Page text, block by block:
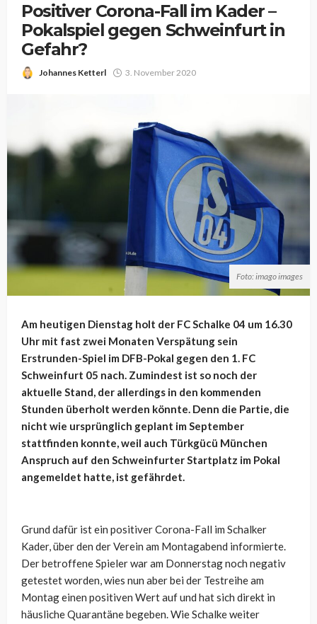
Positiver Corona-Fall im Kader –
Pokalspiel gegen Schweinfurt in
Gefahr?
Johannes Ketterl 3. November 2020
Foto: imago images
Am heutigen Dienstag holt der FC Schalke 04 um 16.30
Uhr mit fast zwei Monaten Verspätung sein
Erstrunden-Spiel im DFB-Pokal gegen den 1. FC
Schweinfurt 05 nach. Zumindest ist so noch der
aktuelle Stand, der allerdings in den kommenden
Stunden überholt werden könnte. Denn die Partie, die
nicht wie ursprünglich geplant im September
stattfinden konnte, weil auch Türkgücü München
Anspruch auf den Schweinfurter Startplatz im Pokal
angemeldet hatte, ist gefährdet.
Grund dafür ist ein positiver Corona-Fall im Schalker
Kader, über den der Verein am Montagabend informierte.
Der betroffene Spieler war am Donnerstag noch negativ
getestet worden, wies nun aber bei der Testreihe am
Montag einen positiven Wert auf und hat sich direkt in
häusliche Quarantäne begeben. Wie Schalke weiter